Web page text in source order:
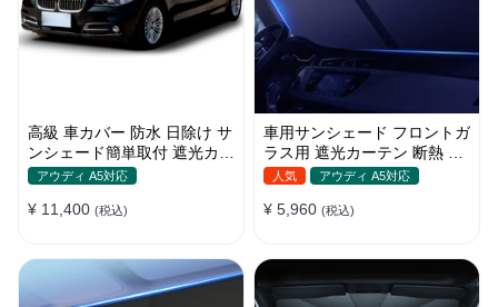
高級 車カバー 防水 日除け サ
ンシェード簡単取付 遮光カー
テン 日焼け対策 断熱 汎用
アウディ A5対応
¥ 11,400 (税込)
車用サンシェード フロントガ
ラス用 遮光カーテン 断熱 日
焼け 汎用 UVカット 取付簡単
人気 アウディ A5対応
¥ 5,960 (税込)